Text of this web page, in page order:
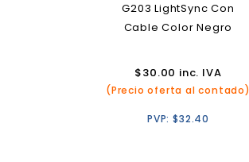
G203 LightSync Con
Cable Color Negro
$30.00 inc. IVA
(Precio oferta al contado)
PVP:$32.40